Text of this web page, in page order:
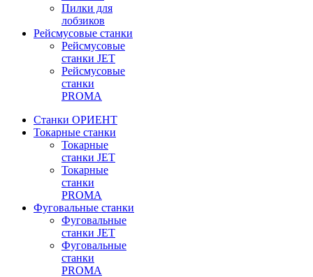
Пилки для
лобзиков
Рейсмусовые станки
Рейсмусовые
станки JET
Рейсмусовые
станки
PROMA
Станки ОРИЕНТ
Токарные станки
Toкарные
станки JET
Токарные
станки
PROMA
Фуговальные станки
Фуговальные
станки JET
Фуговальные
станки
PROMA